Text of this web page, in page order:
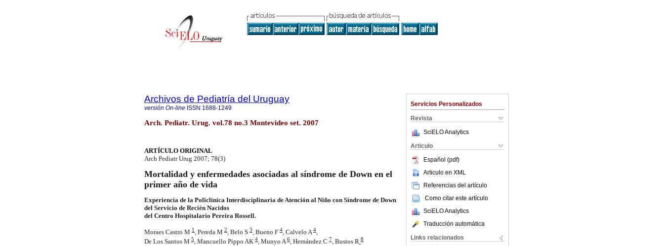
Servicios Personalizados
Revista
SciELO Analytics
Articulo
Español (pdf)
Articulo en XML
Referencias del artículo
Como citar este artículo
SciELO Analytics
Traducción automática
Links relacionados
Archivos de Pediatría del Uruguay
versión On-line ISSN 1688-1249
Arch. Pediatr. Urug. vol.78 no.3 Montevideo set. 2007
ARTÍCULO ORIGINAL
Arch Pediatr Urug 2007; 78(3)
Mortalidad y enfermedades asociadas al síndrome de Down en el
primer año de vida
Experiencia de la Policlínica Interdisciplinaria de Atención al Niño con Síndrome de Down
del Servicio de Recién Nacidos
del Centro Hospitalario Pereira Rossell.
Moraes Castro M 1 Pereda M 2 Belo S 3 Bueno F 4 , Calvelo A 4
De Los Santos M 5, Mancuello Pippo AK 4, Munyo A6, Hernández C 7, Bustos R 8